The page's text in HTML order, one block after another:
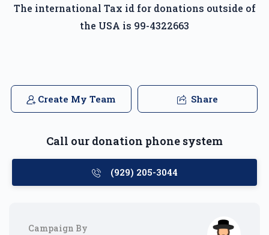
The international Tax id for donations outside of
the USA is 99-4322663
Create My Team Share
Call our donation phone system
(929) 205-3044
Campaign By